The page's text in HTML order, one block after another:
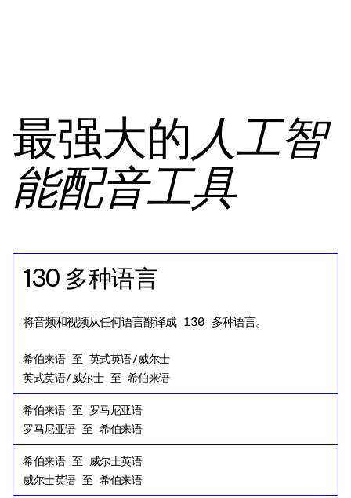
最强大的人工智
能配音工具
130 多种语言
将音频和视频从任何语言翻译成 130 多种语言。
希伯来语至 英式英语/威尔士
英式英语/威尔士至 希伯来语
希伯来语至 罗马尼亚语
罗马尼亚语至 希伯来语
希伯来语至 威尔士英语
威尔士英语至 希伯来语